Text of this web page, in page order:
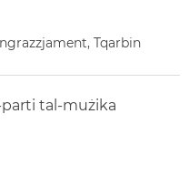
Tqarbin
tal-mużika